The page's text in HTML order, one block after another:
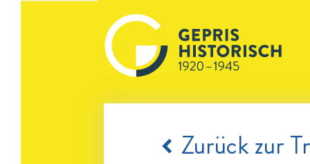
Zurück zur